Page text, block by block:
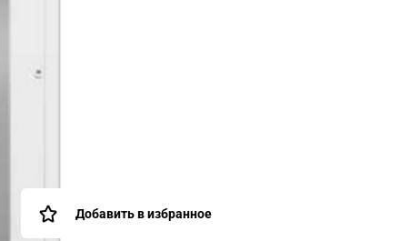
Добавить в избранное